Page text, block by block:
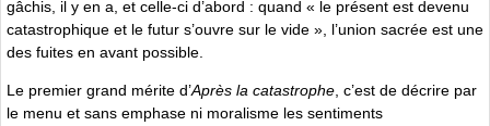
gâchis, il y en a, et celle-ci d’abord : quand « le présent est devenu
catastrophique et le futur s’ouvre sur le vide », l’union sacrée est une
des fuites en avant possible.
Le premier grand mérite d’Après la catastrophe, c’est de décrire par
le menu et sans emphase ni moralisme les sentiments